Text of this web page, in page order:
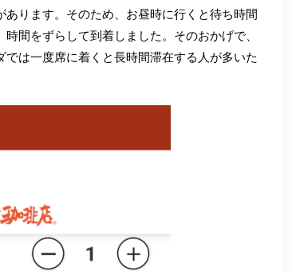
ります。そのため、お昼時に行くと待ち時間
間をずらして到着しました。そのおかげで、
は一度席に着くと長時間滞在する人が多いた